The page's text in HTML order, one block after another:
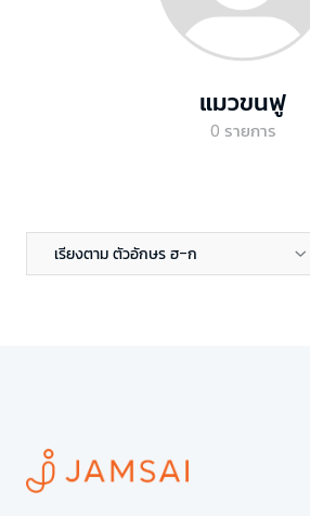
แมวขนฟู
0 รายการ
เรียงตาม ตัวอักษร ฮ-ก